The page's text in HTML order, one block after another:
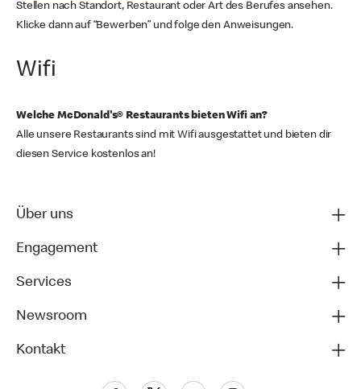
Stellen nach Standort, Restaurant oder Art des Berufes ansehen.
Klicke dann auf “Bewerben” und folge den Anweisungen.
Wifi
Welche McDonald's® Restaurants bieten Wifi an?
Alle unsere Restaurants sind mit Wifi ausgestattet und bieten dir
diesen Service kostenlos an!
Über uns
Engagement
Services
Newsroom
Kontakt